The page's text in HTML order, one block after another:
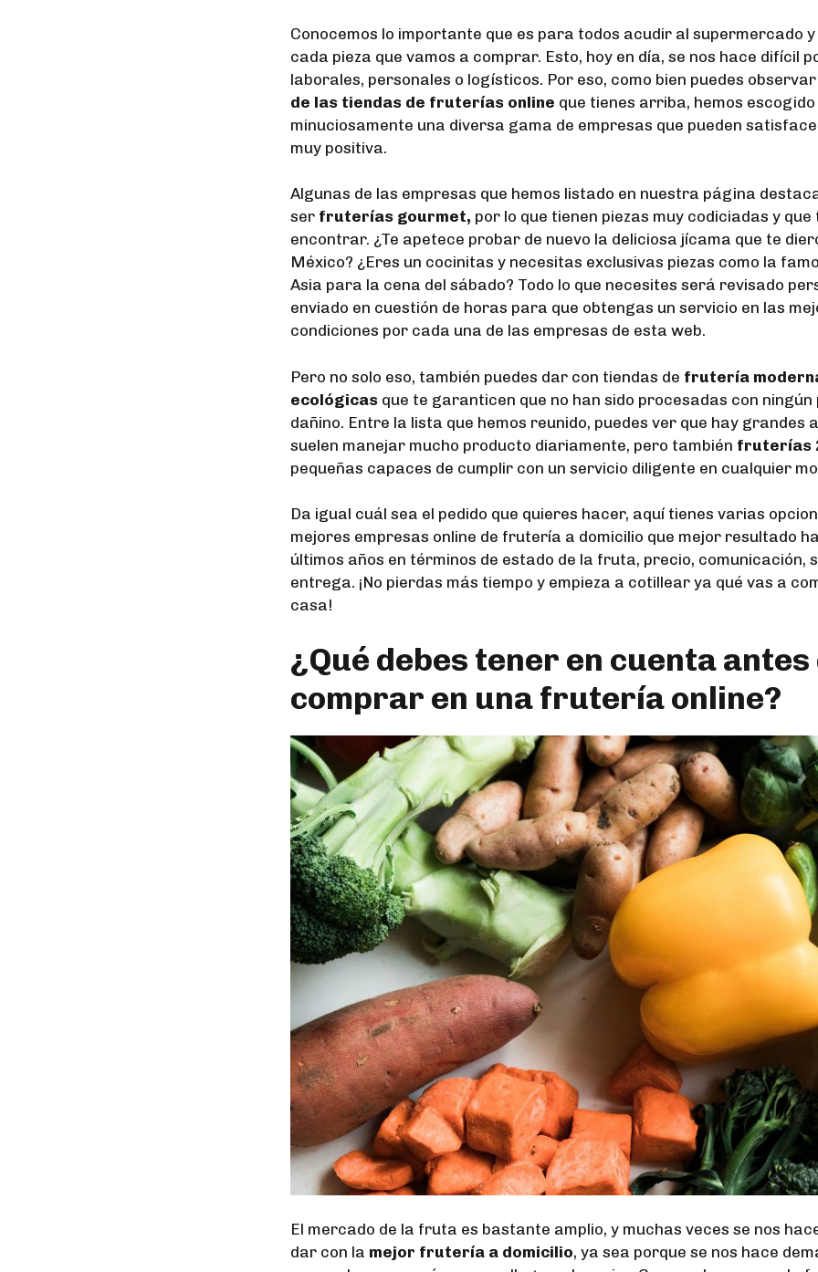
Conocemos lo importante que es para todos acudir al supermercado
cada pieza que vamos a comprar. Esto, hoy en día, se nos hace difícil
laborales, personales o logísticos. Por eso, como bien puedes
de las tiendas de fruterías online que tienes arriba, hemos escogido
minuciosamente una diversa gama de empresas que pueden
muy positiva.
Algunas de las empresas que hemos listado en nuestra página
ser fruterías gourmet, por lo que tienen piezas muy codiciadas y
encontrar. ¿Te apetece probar de nuevo la deliciosa jícama que te
México? ¿Eres un cocinitas y necesitas exclusivas piezas como la
Asia para la cena del sábado? Todo lo que necesites será revisado
enviado en cuestión de horas para que obtengas un servicio en las
condiciones por cada una de las empresas de esta web.
Pero no solo eso, también puedes dar con tiendas de frutería
ecológicas que te garanticen que no han sido procesadas con
dañino. Entre la lista que hemos reunido, puedes ver que hay grandes
suelen manejar mucho producto diariamente, pero también fruterías
pequeñas capaces de cumplir con un servicio diligente en cualquier
Da igual cuál sea el pedido que quieres hacer, aquí tienes varias
mejores empresas online de frutería a domicilio que mejor resultado
últimos años en términos de estado de la fruta, precio, comunicación,
entrega. ¡No pierdas más tiempo y empieza a cotillear ya qué vas a
casa!
¿Qué debes tener en cuenta antes
comprar en una frutería online?
El mercado de la fruta es bastante amplio, y muchas veces se nos
dar con la mejor frutería a domicilio, ya sea porque se nos hace